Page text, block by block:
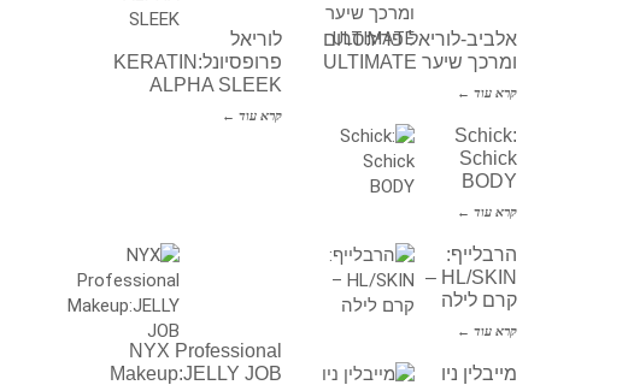
לוריאל
פרופסיונל:KERATIN
ALPHA SLEEK
קרא עוד ←
אלביב-לוריאל פריז:סרום
ומרכך שיער ULTIMATE
קרא עוד ←
Schick:
Schick
BODY
קרא עוד ←
NYX Professional
Makeup:JELLY JOB
הרבלייף:
HL/SKIN –
קרם לילה
קרא עוד ←
מייבלין ניו